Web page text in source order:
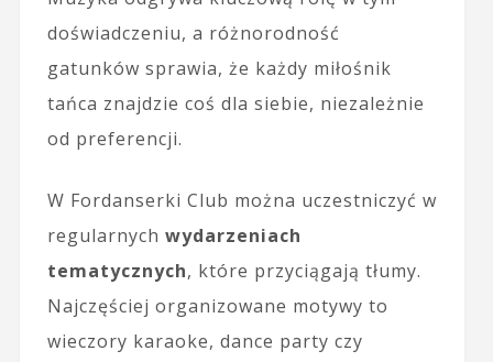
doświadczeniu, a różnorodność
gatunków sprawia, że każdy miłośnik
tańca znajdzie coś dla siebie, niezależnie
od preferencji.
W Fordanserki Club można uczestniczyć w
regularnych wydarzeniach
tematycznych, które przyciągają tłumy.
Najczęściej organizowane motywy to
wieczory karaoke, dance party czy